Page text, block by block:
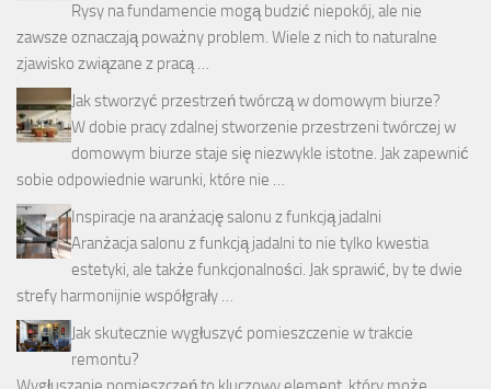
Rysy na fundamencie mogą budzić niepokój, ale nie
zawsze oznaczają poważny problem. Wiele z nich to naturalne
zjawisko związane z pracą …
Jak stworzyć przestrzeń twórczą w domowym biurze?
W dobie pracy zdalnej stworzenie przestrzeni twórczej w
domowym biurze staje się niezwykle istotne. Jak zapewnić
sobie odpowiednie warunki, które nie …
Inspiracje na aranżację salonu z funkcją jadalni
Aranżacja salonu z funkcją jadalni to nie tylko kwestia
estetyki, ale także funkcjonalności. Jak sprawić, by te dwie
strefy harmonijnie współgrały …
Jak skutecznie wygłuszyć pomieszczenie w trakcie
remontu?